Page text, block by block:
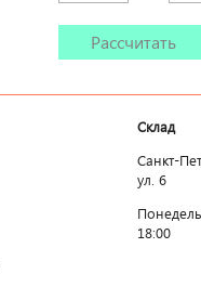
Рассчитать
Склад
Санкт-
ул. 6
18:00